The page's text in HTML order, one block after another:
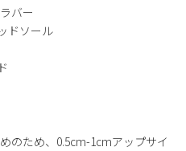
バー
ドソール
のため、0.5cm-1cmアップサイ